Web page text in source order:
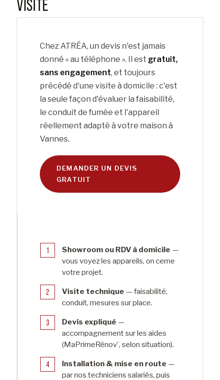
VISITE
Chez ATRÉA, un devis n'est jamais
donné « au téléphone ». Il est gratuit,
sans engagement, et toujours
précédé d'une visite à domicile : c'est
la seule façon d'évaluer la faisabilité,
le conduit de fumée et l'appareil
réellement adapté à votre maison à
Vannes.
DEMANDER UN DEVIS
GRATUIT
Showroom ou RDV à domicile —
vous voyez les appareils, on cerne
votre projet.
Visite technique — faisabilité,
conduit, mesures sur place.
Devis expliqué —
accompagnement sur les aides
(MaPrimeRénov', selon situation).
Installation & mise en route —
par nos techniciens salariés, puis